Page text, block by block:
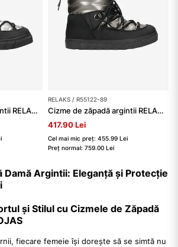
Cizme de zăpadă argintii RELAKS damă
RELAKS / R55122-89
Cizme de zăpadă argintii RELAKS combinare de piele granulată și țesătură
417.90 Lei
Cel mai mic preț: 455.99 Lei
Preț normal: 759.00 Lei
Damă Argintii: Eleganță și Protecție
și Stilul cu Cizmele de Zăpadă
fiecare femeie își dorește să se simtă nu